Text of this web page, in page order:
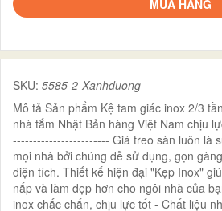
MUA HÀNG
SKU: 5585-2-Xanhduong
Mô tả Sản phẩm Kệ tam giác inox 2/3
nhà tắm Nhật Bản hàng Việt Nam chịu
------------------------ Giá treo sàn luôn là
mọi nhà bởi chúng dễ sử dụng, gọn
diện tích. Thiết kế hiện đại "Kẹp Inox"
nắp và làm đẹp hơn cho ngôi nhà của
inox chắc chắn, chịu lực tốt - Chất liệu